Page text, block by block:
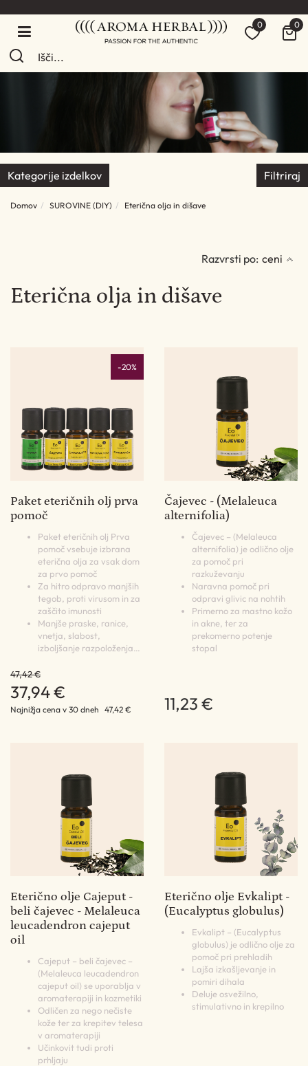
0 0
Kategorije izdelkov Filtriraj
Domov SUROVINE (DIY) Eterična olja in dišave
Razvrsti po: ceni
Eterična olja in dišave
-20%
Paket eteričnih olj prva
pomoč
Paket eteričnih olj Prva
pomoč vsebuje izbrana
eterična olja za vsak dom
za prvo pomoč
Za hitro odpravo manjših
tegob, proti virusom in za
zaščito imunosti
Manjše praske, ranice,
vnetja, slabost,
izboljšanje razpoloženja…
47,42 €
37,94 €
Najnižja cena v 30 dneh 47,42 €
Čajevec - (Melaleuca
alternifolia)
Čajevec – (Melaleuca
alternifolia) je odlično olje
za pomoč pri
razkuževanju
Naravna pomoč pri
odpravi glivic na nohtih
Primerno za mastno kožo
in akne, ter za
prekomerno potenje
stopal
11,23 €
Eterično olje Cajeput -
beli čajevec - Melaleuca
leucadendron cajeput
oil
Cajeput – beli čajevec –
(Melaleuca leucadendron
cajeput oil) se uporablja v
aromaterapiji in kozmetiki
Odličen za nego nečiste
kože ter za krepitev telesa
v aromaterapiji
Učinkovit tudi proti
prhljaju
Eterično olje Evkalipt -
(Eucalyptus globulus)
Evkalipt – (Eucalyptus
globulus) je odlično olje za
pomoč pri prehladih
Lajša izkašljevanje in
pomiri dihala
Deluje osvežilno,
stimulativno in krepilno